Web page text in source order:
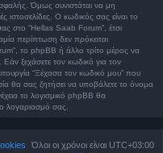
Όμως συνιστάται να μη
ιστοσελίδες. Ο κωδικός σας είναι το
στο “Hellas Saab Forum”, έτσι
περίπτωση δεν πρόκειται
το phpBB ή άλλο τρίτο μέρος να
ξεχάσετε τον κωδικό για τον
“Ξέχασα τον κωδικό μου” που
θα σας ζητήσει να υποβάλετε το όνομα
το λογισμικό phpBB θα
λογαριασμό σας.
Όλοι οι χρόνοι είναι UTC+03:00